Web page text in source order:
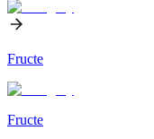
Fructe
Fructe